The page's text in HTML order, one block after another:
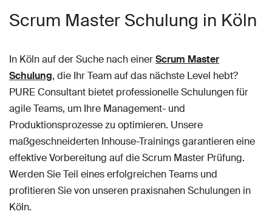
Scrum Master Schulung in Köln
In Köln auf der Suche nach einerScrum Master
Schulung, die Ihr Team auf das nächste Level hebt?
PURE Consultant bietet professionelle Schulungen für
agile Teams, um Ihre Management- und
Produktionsprozesse zu optimieren. Unsere
maßgeschneiderten Inhouse-Trainings garantieren eine
effektive Vorbereitung auf die Scrum Master Prüfung.
Werden Sie Teil eines erfolgreichen Teams und
profitieren Sie von unseren praxisnahen Schulungen in
Köln.